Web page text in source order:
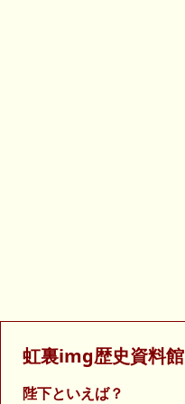
虹裏img歴史資料館
陛下といえば？